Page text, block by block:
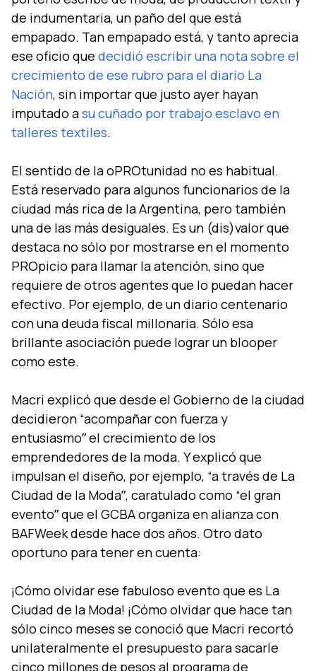
de indumentaria, un paño del que está
empapado. Tan empapado está, y tanto aprecia
ese oficio que decidió escribir una nota sobre el
crecimiento de ese rubro para el diario La
Nación, sin importar que justo ayer hayan
imputado asu cuñado por trabajo esclavo en
talleres textiles.
El sentido de la oPROtunidad no es habitual.
Está reservado para algunos funcionarios de la
ciudad más rica de la Argentina, pero también
una de las más desiguales. Es un (dis)valor que
destaca no sólo por mostrarse en el momento
PROpicio para llamar la atención, sino que
requiere de otros agentes que lo puedan hacer
efectivo. Por ejemplo, de un diario centenario
con una deuda fiscal millonaria. Sólo esa
brillante asociación puede lograr un blooper
como este.
Macri explicó que desde el Gobierno de la ciudad
decidieron “acompañar con fuerza y
entusiasmoˮ el crecimiento de los
emprendedores de la moda. Y explicó que
impulsan el diseño, por ejemplo, “a través de La
Ciudad de la Modaˮ, caratulado como “el gran
eventoˮ que el GCBA organiza en alianza con
BAFWeek desde hace dos años. Otro dato
oportuno para tener en cuenta:
¡Cómo olvidar ese fabuloso evento que es La
Ciudad de la Moda! ¡Cómo olvidar que hace tan
sólo cinco meses se conoció que Macri recortó
unilateralmente el presupuesto para sacarle
cinco millones de pesos al programa de